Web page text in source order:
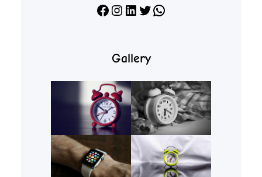
Facebook Instagram LinkedIn X WhatsApp
Gallery